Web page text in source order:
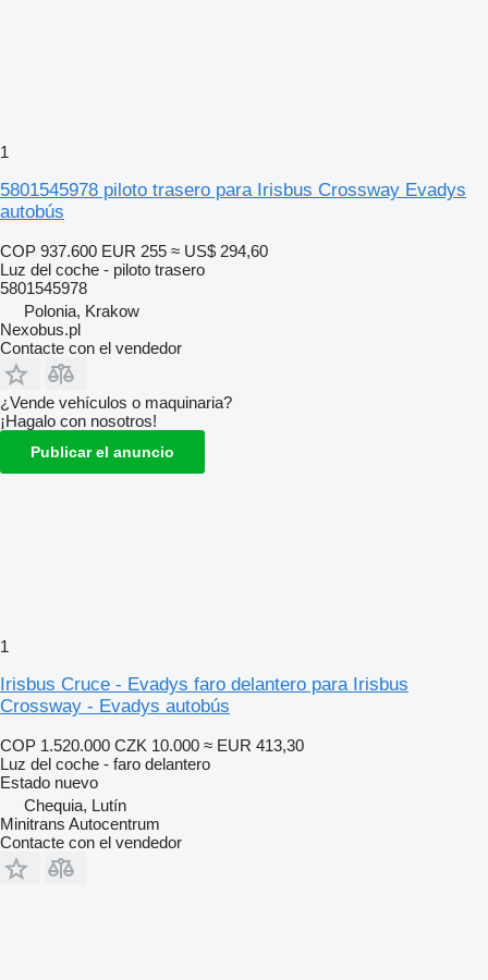
1
5801545978 piloto trasero para Irisbus Crossway Evadys
autobús
COP 937.600 EUR 255 ≈ US$ 294,60
Luz del coche - piloto trasero
5801545978
Polonia, Krakow
Nexobus.pl
Contacte con el vendedor
¿Vende vehículos o maquinaria?
¡Hagalo con nosotros!
Publicar el anuncio
1
Irisbus Cruce - Evadys faro delantero para Irisbus
Crossway - Evadys autobús
COP 1.520.000 CZK 10.000 ≈ EUR 413,30
Luz del coche - faro delantero
Estado nuevo
Chequia, Lutín
Minitrans Autocentrum
Contacte con el vendedor